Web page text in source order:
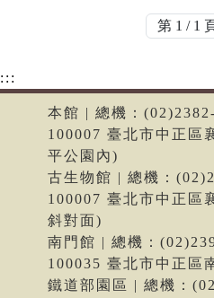
:::
本館 | 總機：
100007 臺北市中正區
平公園內)
古生物館 | 總機：
100007 臺北市中正區
斜對面)
南門館 | 總機：
100035 臺北市中正區
鐵道部園區 | 總機：